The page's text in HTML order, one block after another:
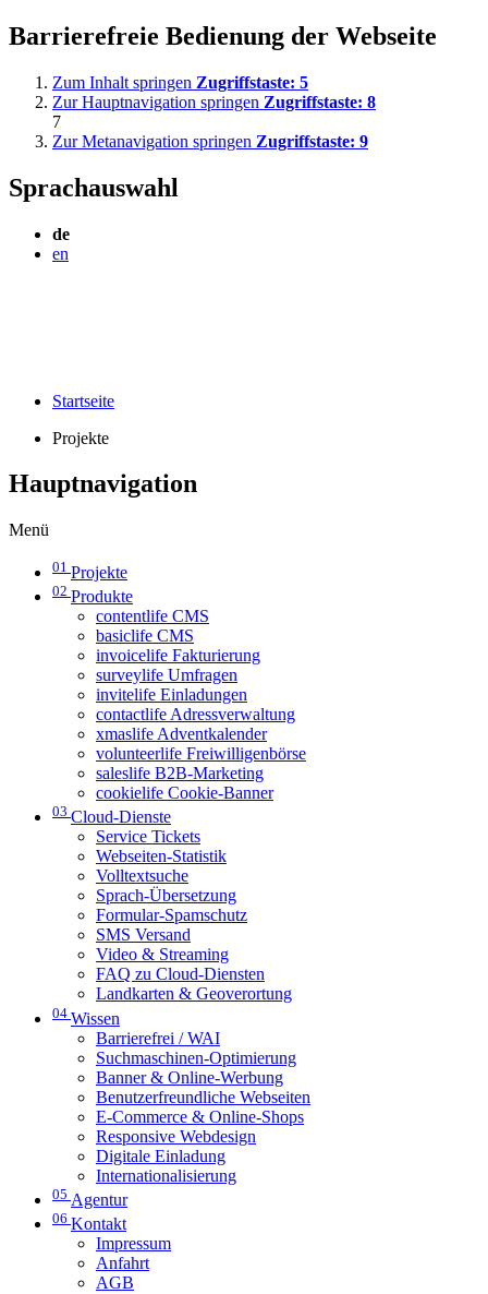
Barrierefreie Bedienung der Webseite
Zum Inhalt springen Zugriffstaste: 5
Zur Hauptnavigation springen Zugriffstaste: 8
7
Zur Metanavigation springen Zugriffstaste: 9
Sprachauswahl
de
en
Startseite
Projekte
Hauptnavigation
Menü
01 Projekte
02 Produkte
contentlife CMS
basiclife CMS
invoicelife Fakturierung
surveylife Umfragen
invitelife Einladungen
contactlife Adressverwaltung
xmaslife Adventkalender
volunteerlife Freiwilligenbörse
saleslife B2B-Marketing
cookielife Cookie-Banner
03 Cloud-Dienste
Service Tickets
Webseiten-Statistik
Volltextsuche
Sprach-Übersetzung
Formular-Spamschutz
SMS Versand
Video & Streaming
FAQ zu Cloud-Diensten
Landkarten & Geoverortung
04 Wissen
Barrierefrei / WAI
Suchmaschinen-Optimierung
Banner & Online-Werbung
Benutzerfreundliche Webseiten
E-Commerce & Online-Shops
Responsive Webdesign
Digitale Einladung
Internationalisierung
05 Agentur
06 Kontakt
Impressum
Anfahrt
AGB